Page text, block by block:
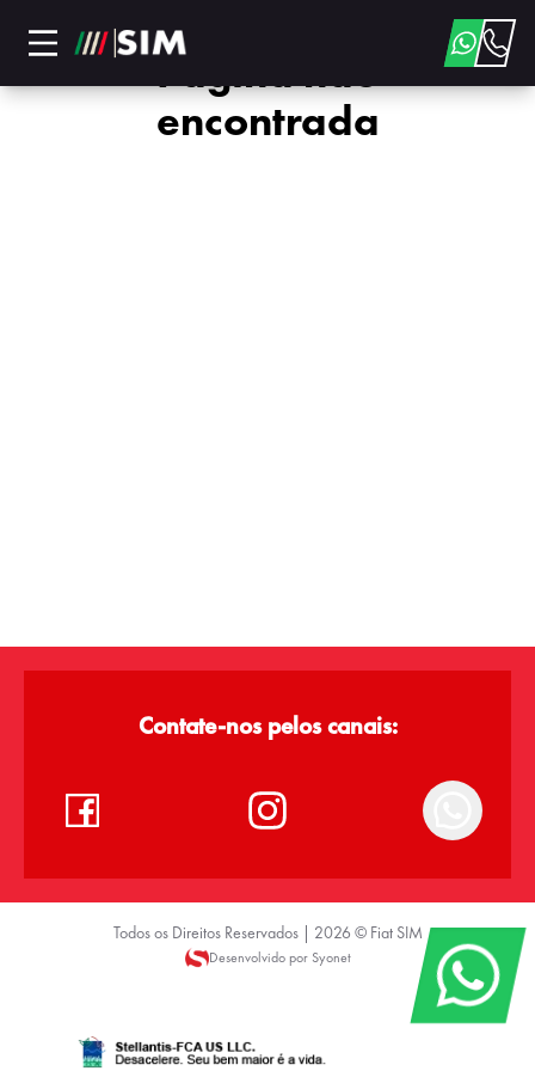
Página não
encontrada
Contate-nos pelos canais:
Todos os Direitos Reservados | 2026 © Fiat SIM
Desenvolvido por Syonet